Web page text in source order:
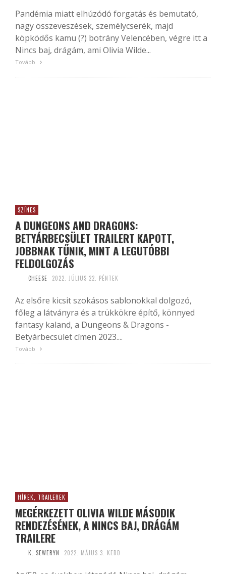
Pandémia miatt elhúzódó forgatás és bemutató,
nagy összeveszések, személycserék, majd
köpködős kamu (?) botrány Velencében, végre itt a
Nincs baj, drágám, ami Olivia Wilde...
Tovább
SZÍNES
A DUNGEONS AND DRAGONS:
BETYÁRBECSÜLET TRAILERT KAPOTT,
JOBBNAK TŰNIK, MINT A LEGUTÓBBI
FELDOLGOZÁS
CHEESE 2022. JÚLIUS 22. PÉNTEK
Az elsőre kicsit szokásos sablonokkal dolgozó,
főleg a látványra és a trükkökre építő, könnyed
fantasy kaland, a Dungeons & Dragons -
Betyárbecsület címen 2023....
Tovább
HÍREK, TRAILEREK
MEGÉRKEZETT OLIVIA WILDE MÁSODIK
RENDEZÉSÉNEK, A NINCS BAJ, DRÁGÁM
TRAILERE
K. SEWERYN 2022. MÁJUS 3. KEDD